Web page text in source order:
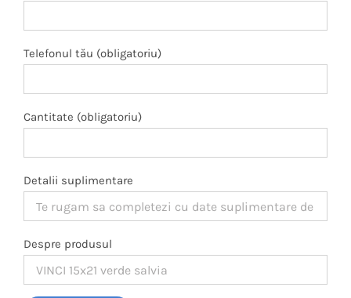
Telefonul tău (obligatoriu)
Cantitate (obligatoriu)
Detalii suplimentare
Despre produsul